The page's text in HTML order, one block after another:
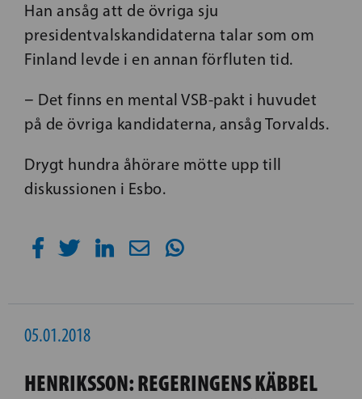
Han ansåg att de övriga sju
presidentvalskandidaterna talar som om
Finland levde i en annan förfluten tid.
− Det finns en mental VSB-pakt i huvudet
på de övriga kandidaterna, ansåg Torvalds.
Drygt hundra åhörare mötte upp till
diskussionen i Esbo.
05.01.2018
HENRIKSSON: REGERINGENS KÄBBEL